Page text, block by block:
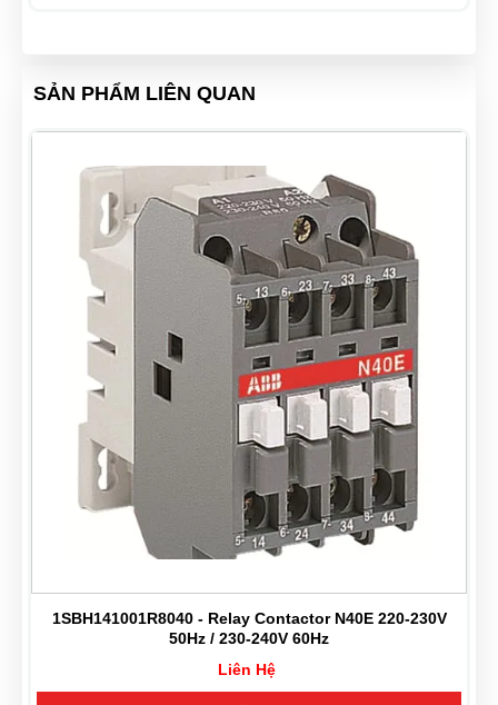
SẢN PHẨM LIÊN QUAN
1SBH141001R8040 - Relay Contactor N40E 220-230V
50Hz / 230-240V 60Hz
Liên Hệ